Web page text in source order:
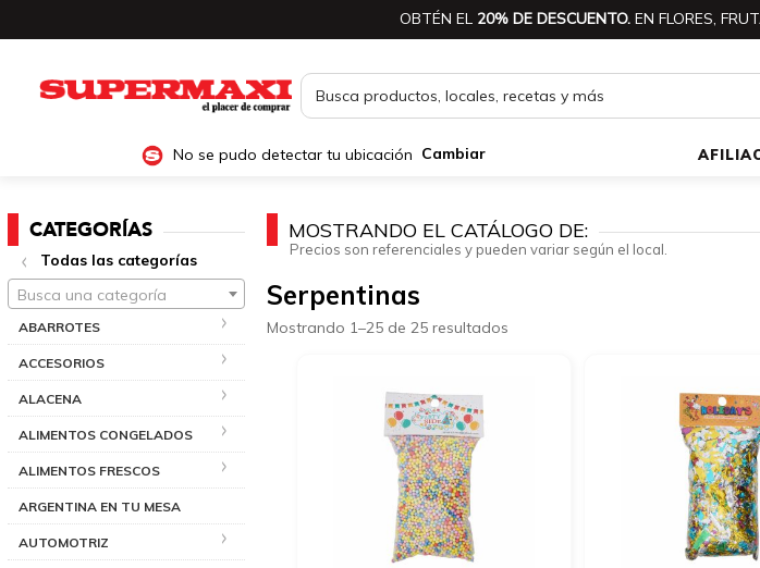
OBTÉN EL 20% DE DESCUENTO. EN FLORES,
No se pudo detectar tu ubicación Cambiar
CATEGORÍAS
Todas las categorías
Busca una categoría
ABARROTES
ACCESORIOS
ALACENA
ALIMENTOS CONGELADOS
ALIMENTOS FRESCOS
ARGENTINA EN TU MESA
AUTOMOTRIZ
MOSTRANDO EL CATÁLOGO DE:
Precios son referenciales y pueden variar según el local.
Serpentinas
Mostrando 1–25 de 25 resultados